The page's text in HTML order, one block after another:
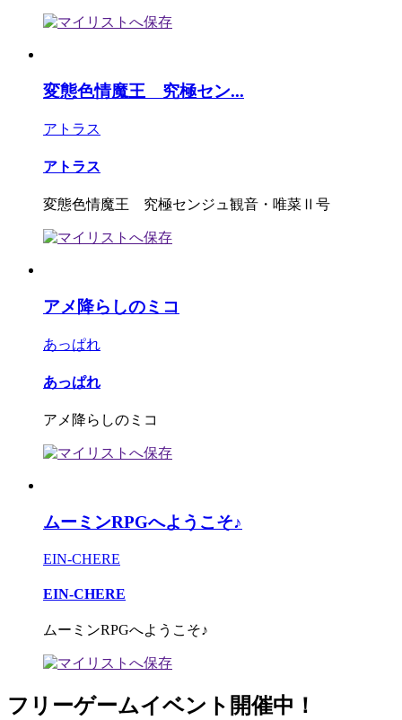
変態色情魔王 究極セン...
アトラス
アトラス
変態色情魔王 究極センジュ観音・唯菜Ⅱ号
アメ降らしのミコ
あっぱれ
あっぱれ
アメ降らしのミコ
ムーミンRPGへようこそ♪
EIN-CHERE
EIN-CHERE
ムーミンRPGへようこそ♪
フリーゲームイベント開催中！